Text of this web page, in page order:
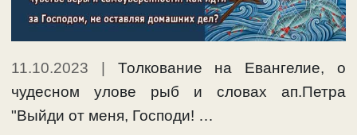
11.10.2023 | Толкование на Евангелие, о
чудесном улове рыб и словах ап.Петра
"Выйди от меня, Господи! …